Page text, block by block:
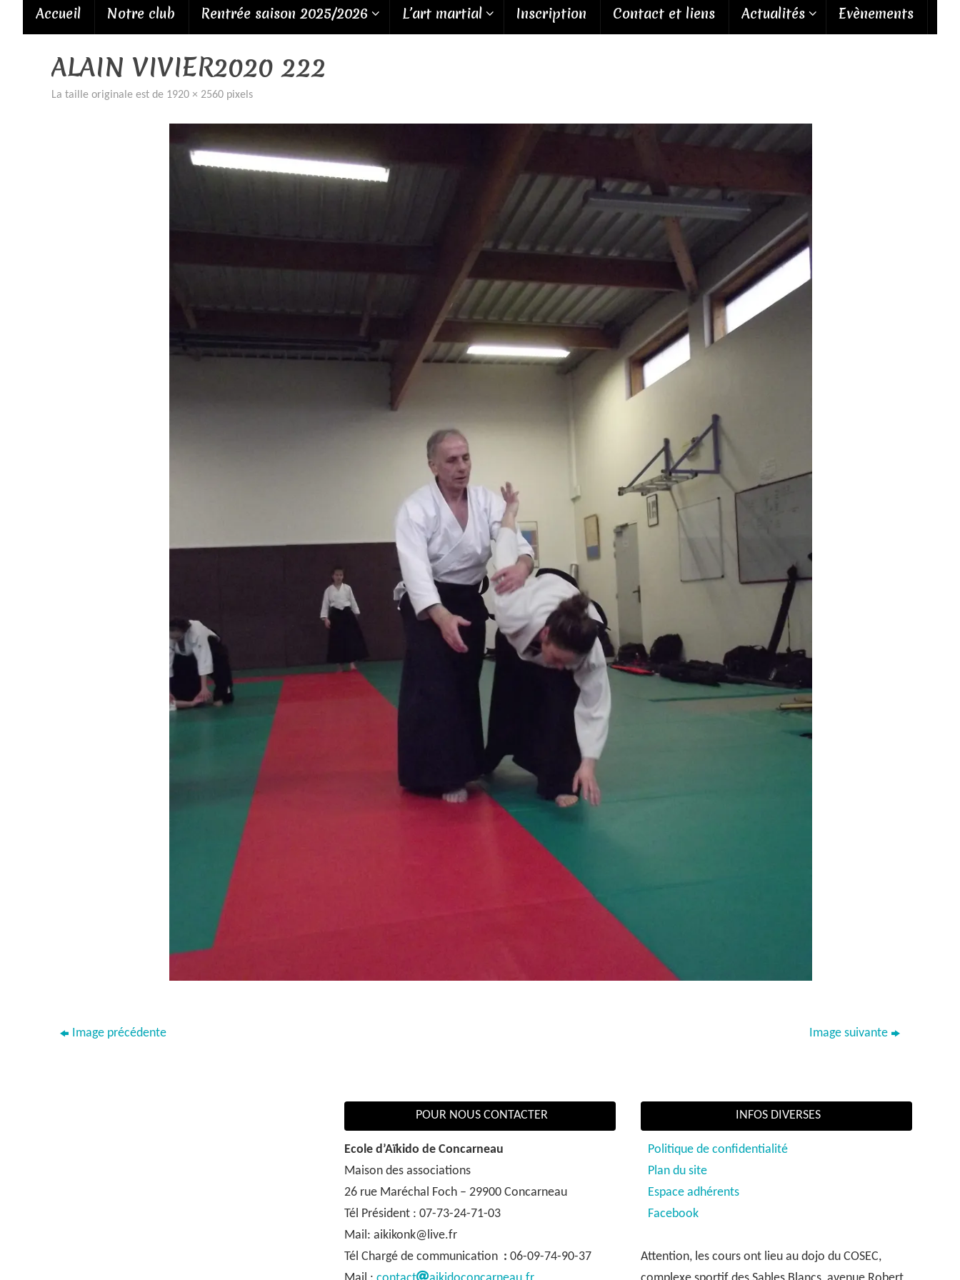
Accueil Notre club Rentrée saison 2025/2026 L’art martial Inscription Contact et liens Actualités Evènements
ALAIN VIVIER2020 222
La taille originale est de 1920 × 2560 pixels
Image précédente Image suivante
POUR NOUS CONTACTER
Ecole d’Aïkido de Concarneau
Maison des associations
26 rue Maréchal Foch – 29900 Concarneau
Tél Président : 07-73-24-71-03
Mail: aikikonk@live.fr
Tél Chargé de communication : 06-09-74-90-37
INFOS DIVERSES
Politique de confidentialité
Plan du site
Espace adhérents
Facebook
Attention, les cours ont lieu au dojo du COSEC,